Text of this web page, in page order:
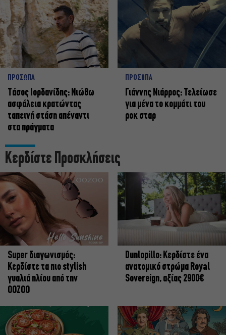
ΠΡΟΣΩΠΑ
Tάσος Ιορδανίδης: Νιώθω
ασφάλεια κρατώντας
ταπεινή στάση απέναντι
στα πράγματα
ΠΡΟΣΩΠΑ
Γιάννης Νιάρρος: Τελείωσε
για μένα το κομμάτι του
ροκ σταρ
Κερδίστε Προσκλήσεις
Super διαγωνισμός:
Κερδίστε τα πιο stylish
γυαλιά ηλίου από την
OOZOO
Dunlopillo: Κερδίστε ένα
ανατομικό στρώμα Royal
Sovereign, αξίας 2900€